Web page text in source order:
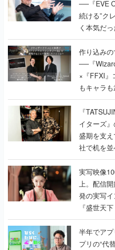
──『EVE
続ける”ク
く本気だっ
作り込み
──『
×『FFXI』
もキャラ
で作り込
く
『
イターズ
盛期を支
社で机を
『
んだレジ
実写映像
上。配信
発の実写
『盛世天
うこだわ
半年でアプリ
プリの“代